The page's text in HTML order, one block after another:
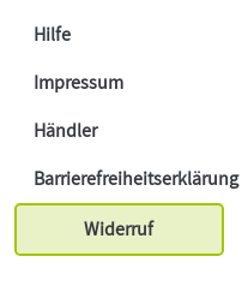
Hilfe
Impressum
Händler
Barrierefreiheitserklärung
Widerruf